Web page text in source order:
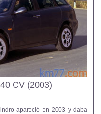
CV (2003)
apareció en 2003 y daba